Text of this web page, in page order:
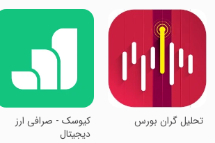
تحلیل گران بورس
کیوسک - صرافی ارز
دیجیتال